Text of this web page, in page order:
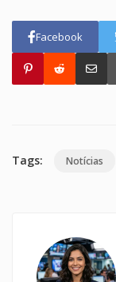
Facebook
Tags: Notícias